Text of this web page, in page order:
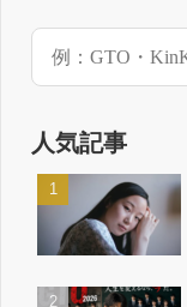
人気記事